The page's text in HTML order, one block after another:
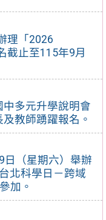
理「2026
截止至115年9月
多元升學說明會
教師踴躍報名。
日（星期六）舉辦
北科學日－跨域
加。